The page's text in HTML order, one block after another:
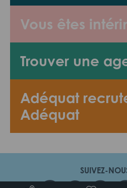
Vous êtes
Trouver une
Adéquat
Adéquat
SUIVEZ-